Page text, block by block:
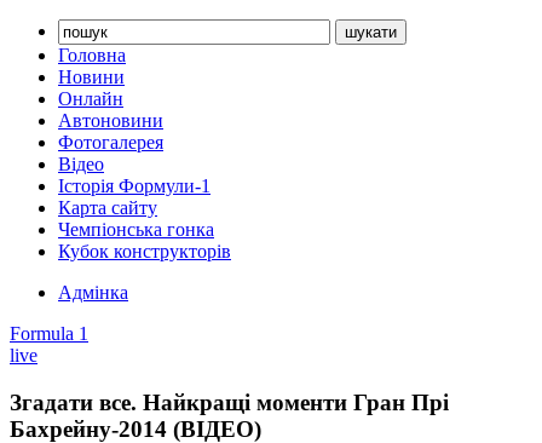
Головна
Новини
Онлайн
Автоновини
Фотогалерея
Відео
Історія Формули-1
Карта сайту
Чемпіонська гонка
Кубок конструкторів
Адмінка
Formula 1
live
Згадати все. Найкращі моменти Гран Прі
Бахрейну-2014 (ВІДЕО)